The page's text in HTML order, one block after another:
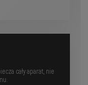
cały aparat, nie